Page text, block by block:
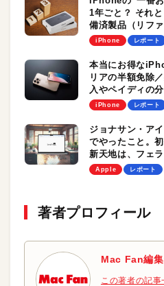
1年ごと？ それ
備済製品（リフ
する
iPhone レポート
本当にお得な
リアの半額免除
入やペイディの
iPhone レポート
ジョナサン・ア
でやったこと。
新天地は、フェ
英国王室、そし
Apple レポート
著者プロフィール
Mac Fan編
この著者の記事